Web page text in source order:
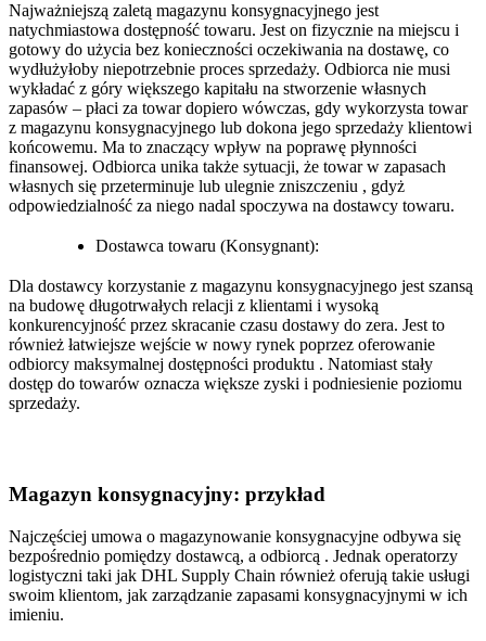
Najważniejszą zaletą magazynu konsygnacyjnego jest
natychmiastowa dostępność towaru. Jest on fizycznie na miejscu i
gotowy do użycia bez konieczności oczekiwania na dostawę, co
wydłużyłoby niepotrzebnie proces sprzedaży. Odbiorca nie musi
wykładać z góry większego kapitału na stworzenie własnych
zapasów – płaci za towar dopiero wówczas, gdy wykorzysta towar
z magazynu konsygnacyjnego lub dokona jego sprzedaży klientowi
końcowemu. Ma to znaczący wpływ na poprawę płynności
finansowej. Odbiorca unika także sytuacji, że towar w zapasach
własnych się przeterminuje lub ulegnie zniszczeniu , gdyż
odpowiedzialność za niego nadal spoczywa na dostawcy towaru.
Dostawca towaru (Konsygnant):
Dla dostawcy korzystanie z magazynu konsygnacyjnego jest szansą
na budowę długotrwałych relacji z klientami i wysoką
konkurencyjność przez skracanie czasu dostawy do zera. Jest to
również łatwiejsze wejście w nowy rynek poprzez oferowanie
odbiorcy maksymalnej dostępności produktu . Natomiast stały
dostęp do towarów oznacza większe zyski i podniesienie poziomu
sprzedaży.
Magazyn konsygnacyjny: przykład
Najczęściej umowa o magazynowanie konsygnacyjne odbywa się
bezpośrednio pomiędzy dostawcą, a odbiorcą . Jednak operatorzy
logistyczni taki jak DHL Supply Chain również oferują takie usługi
swoim klientom, jak zarządzanie zapasami konsygnacyjnymi w ich
imieniu.